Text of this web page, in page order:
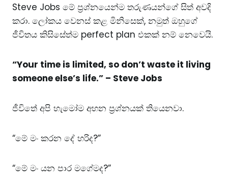
Steve Jobs මේ ප්‍රශ්නයෙන්ම තරුණයන්ගේ සිත් අවදි
කරා. ලෝකය වෙනස් කළ මිනිසෙක්, නමුත් ඔහුගේ
ජීවිතය කිසිසේත්ම perfect plan එකක් නම් නෙවෙයි.
“Your time is limited, so don’t waste it living
someone else’s life.” – Steve Jobs
ජීවිතේ අපි හැමෝම අහන ප්‍රශ්නයක් තියෙනවා.
“මේ මං කරන දේ හරිද?”
“මේ මං යන පාර මගේමද?”